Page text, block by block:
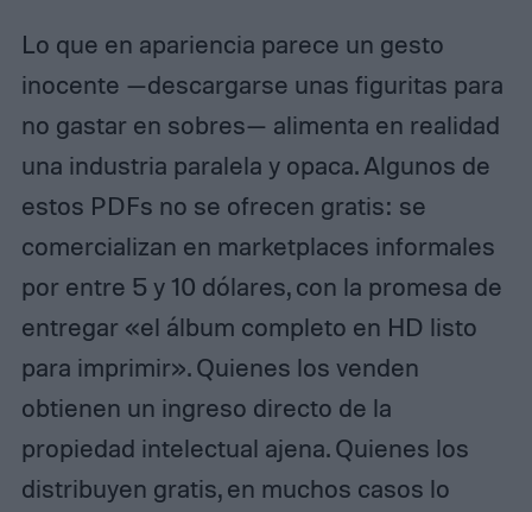
Lo que en apariencia parece un gesto
inocente —descargarse unas figuritas para
no gastar en sobres— alimenta en realidad
una industria paralela y opaca. Algunos de
estos PDFs no se ofrecen gratis: se
comercializan en marketplaces informales
por entre 5 y 10 dólares, con la promesa de
entregar «el álbum completo en HD listo
para imprimir». Quienes los venden
obtienen un ingreso directo de la
propiedad intelectual ajena. Quienes los
distribuyen gratis, en muchos casos lo